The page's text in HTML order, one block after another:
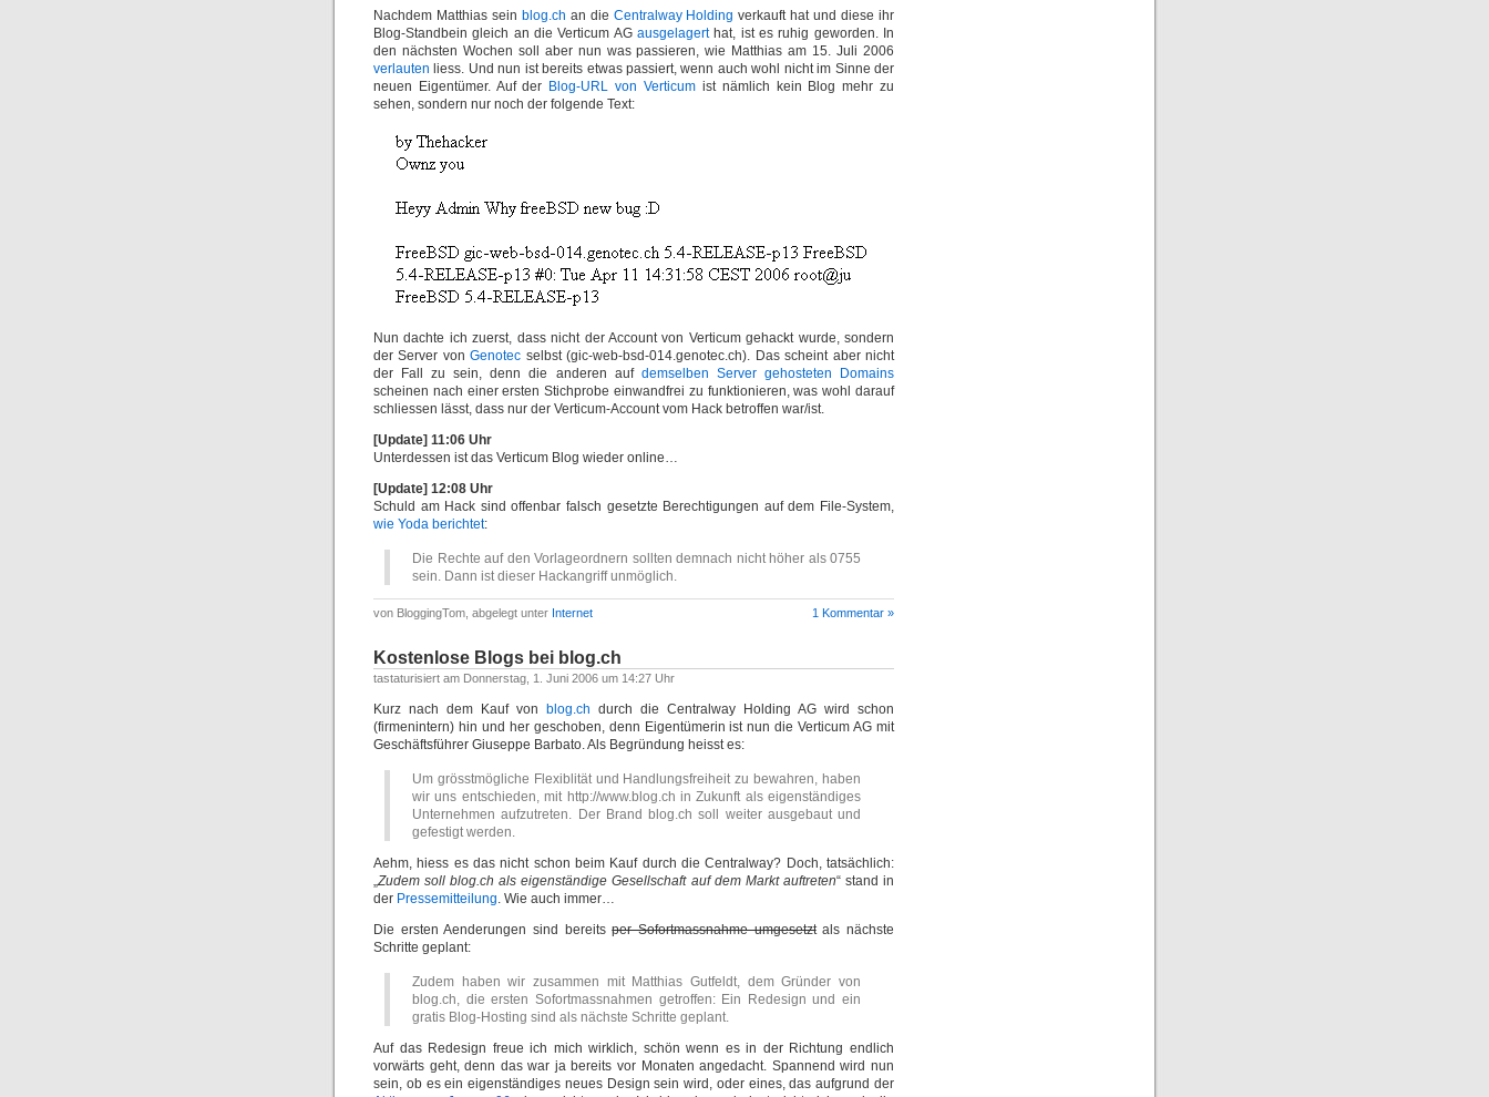
Nachdem Matthias sein blog.ch an die Centralway Holding verkauft hat und diese ihr
Blog-Standbein gleich an die Verticum AG ausgelagerthat, ist es ruhig geworden. In
den nächsten Wochen soll aber nun was passieren, wie Matthias am 15. Juli 2006
verlauten liess. Und nun ist bereits etwas passiert, wenn auch wohl nicht im Sinne der
neuen Eigentümer. Auf der Blog-URL von Verticum ist nämlich kein Blog mehr zu
sehen, sondern nur noch der folgende Text:
Nun dachte ich zuerst, dass nicht der Account von Verticum gehackt wurde, sondern
der Server vonGenotec selbst (gic-web-bsd-014.genotec.ch). Das scheint aber nicht
der Fall zu sein, denn die anderen auf demselben Server gehosteten Domains
scheinen nach einer ersten Stichprobe einwandfrei zu funktionieren, was wohl darauf
schliessen lässt, dass nur der Verticum-Account vom Hack betroffen war/ist.
[Update] 11:06 Uhr
Unterdessen ist das Verticum Blog wieder online…
[Update] 12:08 Uhr
Schuld am Hack sind offenbar falsch gesetzte Berechtigungen auf dem File-System,
wie Yoda berichtet:
Die Rechte auf den Vorlageordnern sollten demnach nicht höher als 0755
sein. Dann ist dieser Hackangriff unmöglich.
von BloggingTom, abgelegt unter Internet 1 Kommentar »
Kostenlose Blogs bei blog.ch
tastaturisiert am Donnerstag, 1. Juni 2006 um 14:27 Uhr
Kurz nach dem Kauf von blog.ch durch die Centralway Holding AG wird schon
(firmenintern) hin und her geschoben, denn Eigentümerin ist nun die Verticum AG mit
Geschäftsführer Giuseppe Barbato. Als Begründung heisst es:
Um grösstmögliche Flexiblität und Handlungsfreiheit zu bewahren, haben
wir uns entschieden, mit http://www.blog.ch in Zukunft als eigenständiges
Unternehmen aufzutreten. Der Brand blog.ch soll weiter ausgebaut und
gefestigt werden.
Aehm, hiess es das nicht schon beim Kauf durch die Centralway? Doch, tatsächlich:
„Zudem soll blog.ch als eigenständige Gesellschaft auf dem Markt auftreten“ stand in
der Pressemitteilung. Wie auch immer…
Die ersten Aenderungen sind bereitsper Sofortmassnahme umgesetztals nächste
Schritte geplant:
Zudem haben wir zusammen mit Matthias Gutfeldt, dem Gründer von
blog.ch, die ersten Sofortmassnahmen getroffen: Ein Redesign und ein
gratis Blog-Hosting sind als nächste Schritte geplant.
Auf das Redesign freue ich mich wirklich, schön wenn es in der Richtung endlich
vorwärts geht, denn das war ja bereits vor Monaten angedacht. Spannend wird nun
sein, ob es ein eigenständiges neues Design sein wird, oder eines, das aufgrund der